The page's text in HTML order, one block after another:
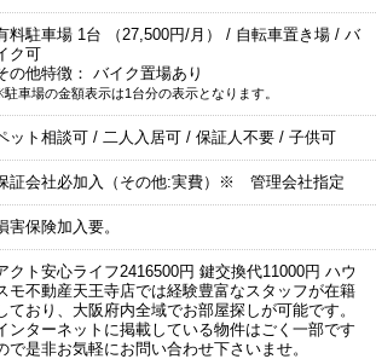
料駐車場 1台 （27,500円/月） / 自転車置き場 / バ
ク可
の他特徴： バイク置場あり
車場の金額表示は1台分の表示となります。
ット相談可 / 二人入居可 / 保証人不要 / 子供可
証会社必加入（その他:実費）※ 管理会社指定
害保険加入要。
クト安心ライフ2416500円 鍵交換代11000円 ハウ
モ不動産天王寺店では経験豊富なスタッフが在籍
ており、大阪府内全域でお部屋探しが可能です。
ンターネットに掲載している物件はごく一部です
で是非お気軽にお問い合わせ下さいませ。